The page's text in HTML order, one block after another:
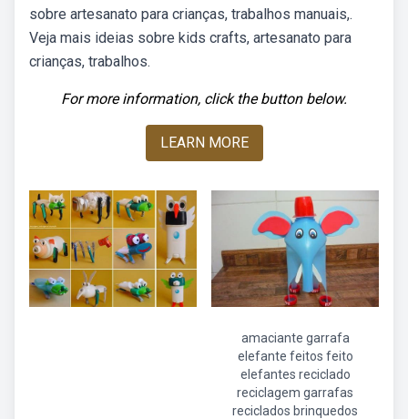
sobre artesanato para crianças, trabalhos manuais,.
Veja mais ideias sobre kids crafts, artesanato para
crianças, trabalhos.
For more information, click the button below.
LEARN MORE
amaciante garrafa
elefante feitos feito
elefantes reciclado
reciclagem garrafas
reciclados brinquedos